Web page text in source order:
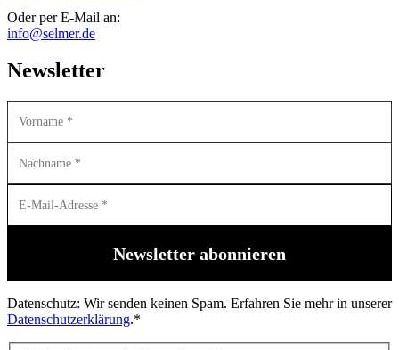
Oder per E-Mail an:
info@selmer.de
Newsletter
Datenschutz: Wir senden keinen Spam. Erfahren Sie mehr in unserer
Datenschutzerklärung.*